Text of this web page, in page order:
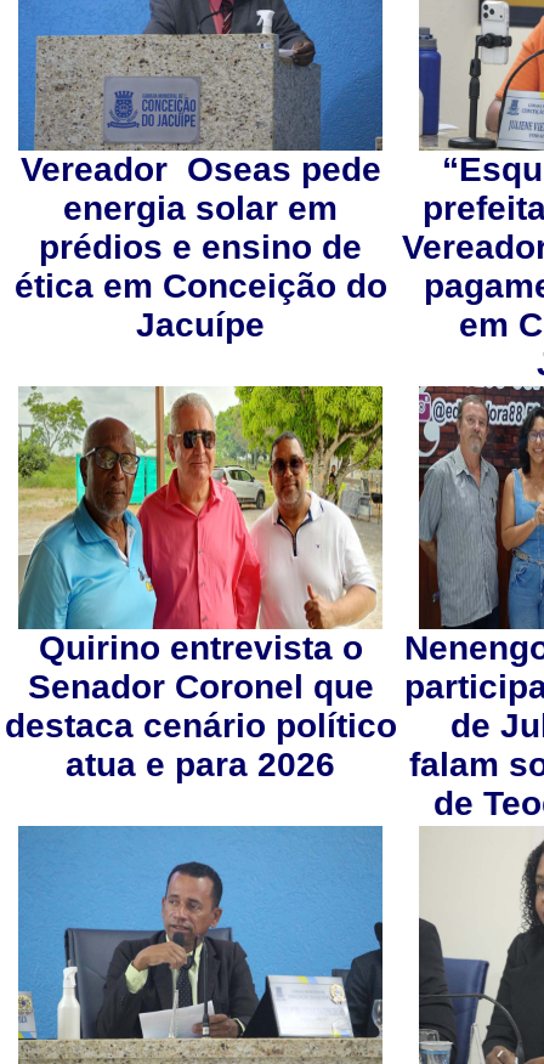
Vereador Oseas pede
energia solar em
prédios e ensino de
ética em Conceição do
Jacuípe
em
Quirino entrevista o
Senador Coronel que
destaca cenário político
atua e para 2026
de
falam
de